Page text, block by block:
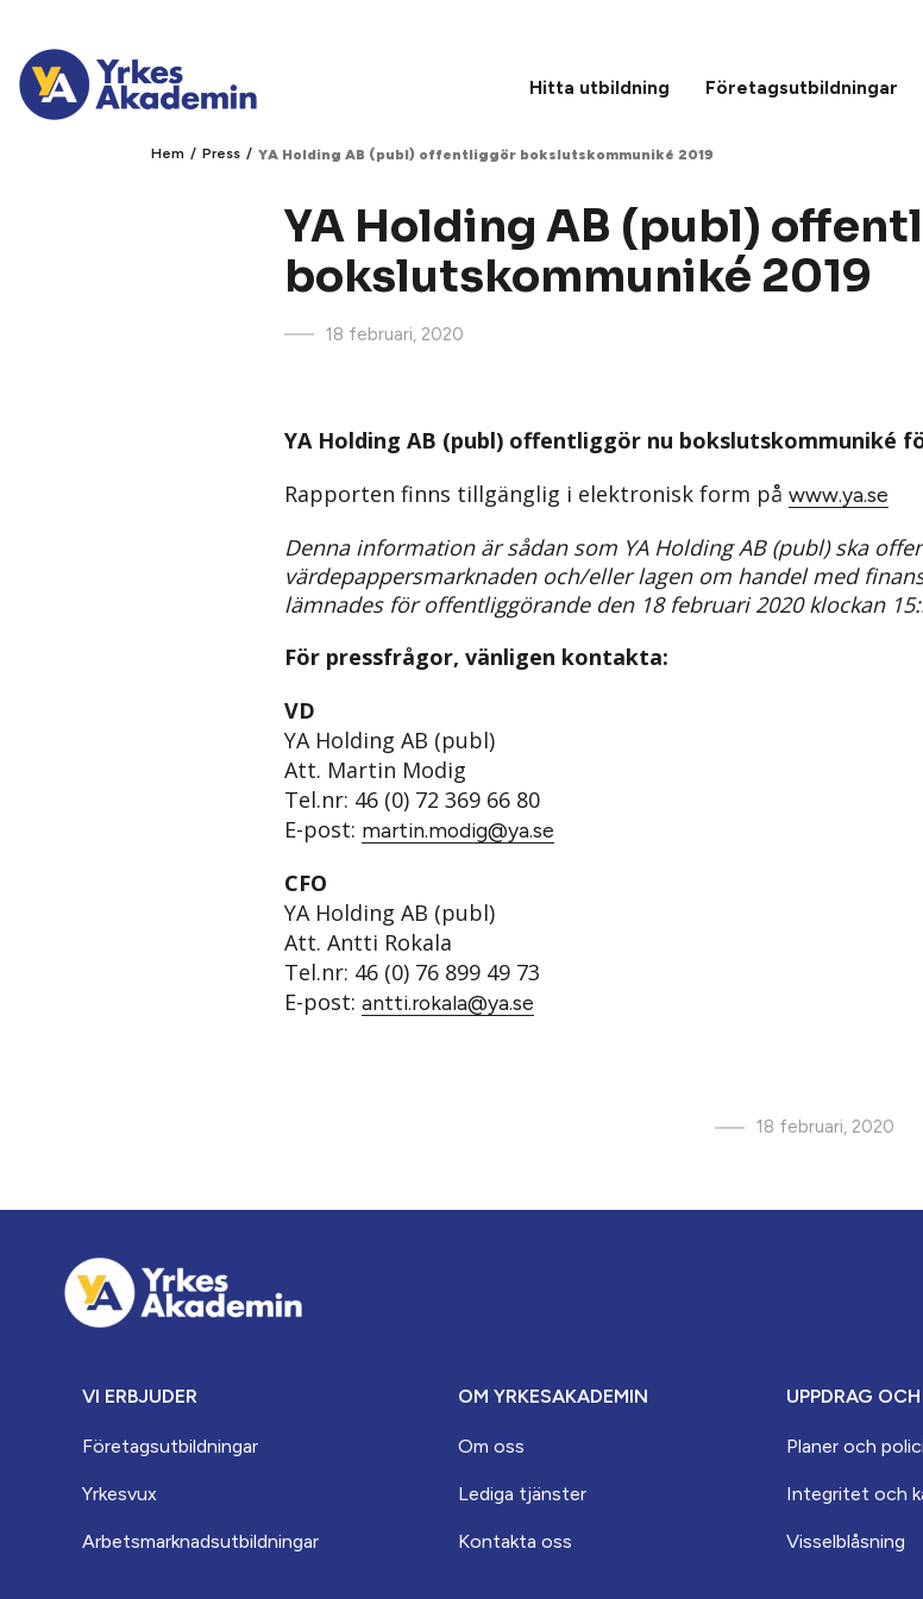
Hitta utbildning Företagsutbildningar
Hem / Press / YA Holding AB (publ) offentliggör bokslutskommuniké 2019
YA Holding AB (publ)
bokslutskommuniké 2019
18 februari, 2020
YA Holding AB (publ) offentliggör nu bokslutskommuniké
Rapporten finns tillgänglig i elektronisk form på www.ya.se
Denna information är sådan som YA Holding AB (publ) ska
värdepappersmarknaden och/eller lagen om handel med
lämnades för offentliggörande den 18 februari 2020 klockan
För pressfrågor, vänligen kontakta:
VD
YA Holding AB (publ)
Att. Martin Modig
Tel.nr: 46 (0) 72 369 66 80
E-post: martin.modig@ya.se
CFO
YA Holding AB (publ)
Att. Antti Rokala
Tel.nr: 46 (0) 76 899 49 73
E-post: antti.rokala@ya.se
18 februari, 2020
VI ERBJUDER
Företagsutbildningar
Yrkesvux
Arbets­marknads­­utbildningar
OM YRKESAKADEMIN
Om oss
Lediga tjänster
Kontakta oss
UPPDRAG
Planer och
Integritet och
Visselblåsning